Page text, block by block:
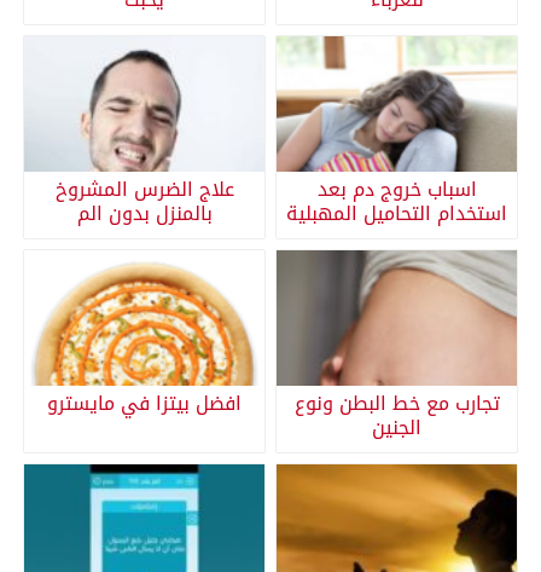
اسباب خروج دم بعد
استخدام التحاميل المهبلية
علاج الضرس المشروخ
بالمنزل بدون الم
تجارب مع خط البطن ونوع
الجنين
افضل بيتزا في مايسترو